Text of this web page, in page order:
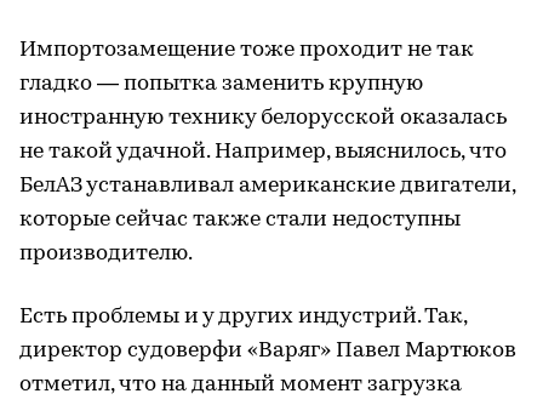
Импортозамещение тоже проходит не так
гладко — попытка заменить крупную
иностранную технику белорусской оказалась
не такой удачной. Например, выяснилось, что
БелАЗ устанавливал американские двигатели,
которые сейчас также стали недоступны
производителю.
Есть проблемы и у других индустрий. Так,
директор судоверфи «Варяг» Павел Мартюков
отметил, что на данный момент загрузка